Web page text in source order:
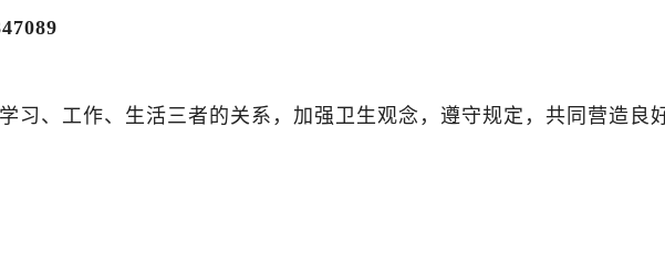
习、工作、生活三者的关系，加强卫生观念，遵守规定，共同营造良